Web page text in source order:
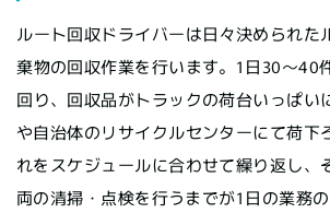
ルート回収ドライバーは日々決められた
棄物の回収作業を行います。1日30〜40
回り、回収品がトラックの荷台いっぱい
や自治体のリサイクルセンターにて荷下
れをスケジュールに合わせて繰り返し、
両の清掃・点検を行うまでが1日の業務